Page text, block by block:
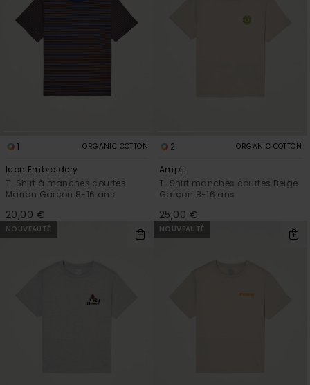
1 ORGANIC COTTON
Icon Embroidery
T-Shirt à manches courtes
Marron Garçon 8-16 ans
20,00 €
2 ORGANIC COTTON
Ampli
T-Shirt manches courtes Beige
Garçon 8-16 ans
25,00 €
NOUVEAUTÉ NOUVEAUTÉ